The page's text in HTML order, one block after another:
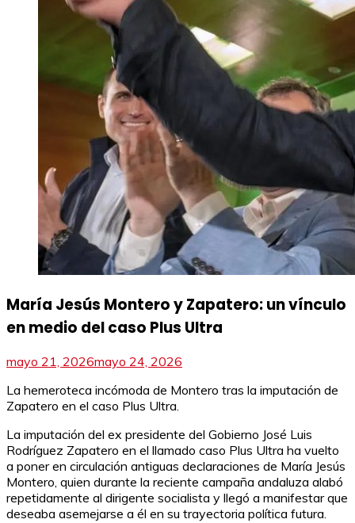
María Jesús Montero y Zapatero: un vínculo
en medio del caso Plus Ultra
mayo 21, 2026mayo 24, 2026
La hemeroteca incómoda de Montero tras la imputación de
Zapatero en el caso Plus Ultra.
La imputación del ex presidente del Gobierno José Luis
Rodríguez Zapatero en el llamado caso Plus Ultra ha vuelto
a poner en circulación antiguas declaraciones de María Jesús
Montero, quien durante la reciente campaña andaluza alabó
repetidamente al dirigente socialista y llegó a manifestar que
deseaba asemejarse a él en su trayectoria política futura.